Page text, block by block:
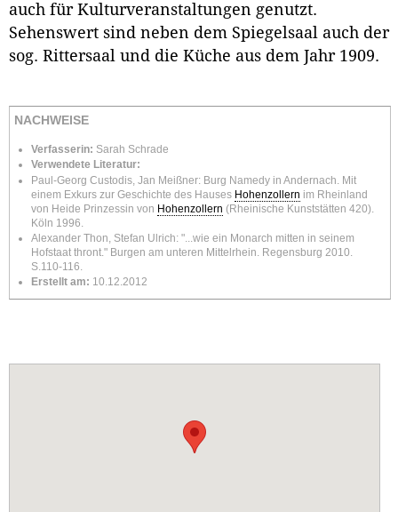
auch für Kulturveranstaltungen genutzt.
Sehenswert sind neben dem Spiegelsaal auch der
sog. Rittersaal und die Küche aus dem Jahr 1909.
NACHWEISE
Verfasserin: Sarah Schrade
Verwendete Literatur:
Paul-Georg Custodis, Jan Meißner: Burg Namedy in Andernach. Mit
einem Exkurs zur Geschichte des Hauses Hohenzollern im Rheinland
von Heide Prinzessin von Hohenzollern (Rheinische Kunststätten 420).
Köln 1996.
Alexander Thon, Stefan Ulrich: "...wie ein Monarch mitten in seinem
Hofstaat thront." Burgen am unteren Mittelrhein. Regensburg 2010.
S.110-116.
Erstellt am: 10.12.2012